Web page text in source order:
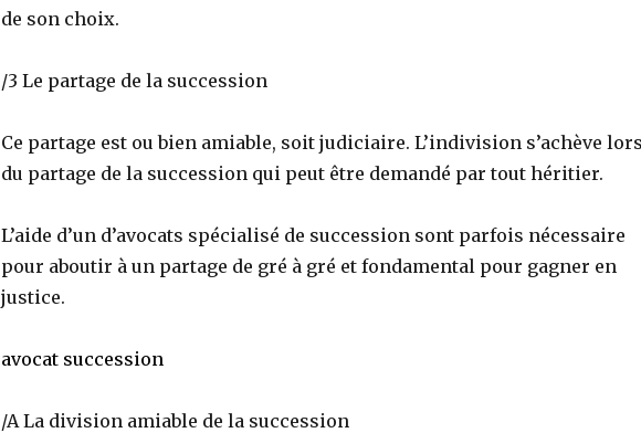
de son choix.
/3 Le partage de la succession
Ce partage est ou bien amiable, soit judiciaire. L’indivision s’achève
du partage de la succession qui peut être demandé par tout héritier.
L’aide d’un d’avocats spécialisé de succession sont parfois nécessaire
pour aboutir à un partage de gré à gré et fondamental pour gagner en
justice.
avocat succession
/A La division amiable de la succession